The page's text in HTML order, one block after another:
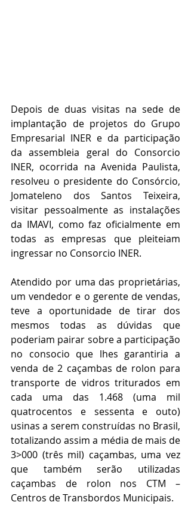
Depois de duas visitas na sede de
implantação de projetos do Grupo
Empresarial INER e da participação
da assembleia geral do Consorcio
INER, ocorrida na Avenida Paulista,
resolveu o presidente do Consórcio,
Jomateleno dos Santos Teixeira,
visitar pessoalmente as instalações
da IMAVI, como faz oficialmente em
todas as empresas que pleiteiam
ingressar no Consorcio INER.
Atendido por uma das proprietárias,
um vendedor e o gerente de vendas,
teve a oportunidade de tirar dos
mesmos todas as dúvidas que
poderiam pairar sobre a participação
no consocio que lhes garantiria a
venda de 2 caçambas de rolon para
transporte de vidros triturados em
cada uma das 1.468 (uma mil
quatrocentos e sessenta e outo)
usinas a serem construídas no Brasil,
totalizando assim a média de mais de
3>000 (três mil) caçambas, uma vez
que também serão utilizadas
caçambas de rolon nos CTM –
Centros de Transbordos Municipais.